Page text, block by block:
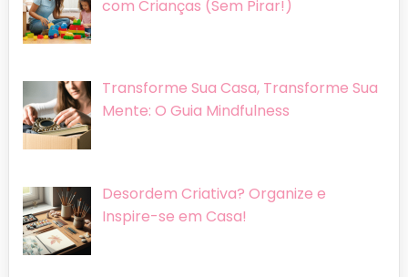
com Crianças (Sem Pirar!)
Transforme Sua Casa, Transforme Sua
Mente: O Guia Mindfulness
Desordem Criativa? Organize e
Inspire-se em Casa!